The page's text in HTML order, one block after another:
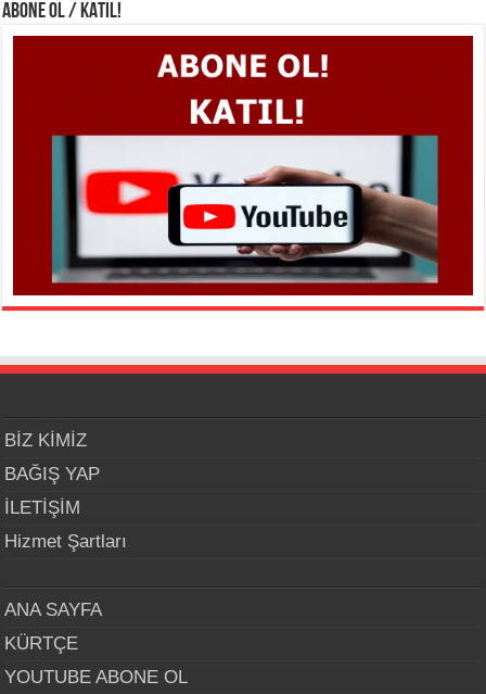
ABONE OL / KATIL!
BİZ KİMİZ
BAĞIŞ YAP
İLETİŞİM
Hizmet Şartları
ANA SAYFA
KÜRTÇE
YOUTUBE ABONE OL